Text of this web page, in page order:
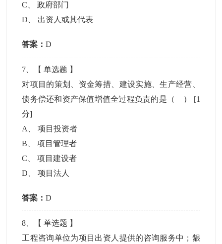
C 、政府部门
D
出资人或其代表
答案：D
7 、【单选题 】
对项目的策划、资金筹措、建设实施、生产经营、
债务偿还和资产保值增值全过程负责的是（ ） [1
分]
A
、项目投资者
B 、项目管理者
C 、项目建设者
D 、项目法人
答案：D
8 、【单选题 】
工程咨询单位为项目出资人提供的咨询服务中；龈